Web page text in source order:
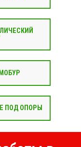
ПОД ОПОРЫ